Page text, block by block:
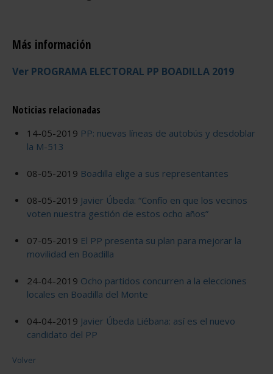
Más información
Ver PROGRAMA ELECTORAL PP BOADILLA 2019
Noticias relacionadas
14-05-2019 PP: nuevas líneas de autobús y desdoblar
la M-513
08-05-2019 Boadilla elige a sus representantes
08-05-2019 Javier Úbeda: “Confío en que los vecinos
voten nuestra gestión de estos ocho años”
07-05-2019 El PP presenta su plan para mejorar la
movilidad en Boadilla
24-04-2019 Ocho partidos concurren a la elecciones
locales en Boadilla del Monte
04-04-2019 Javier Úbeda Liébana: así es el nuevo
candidato del PP
Volver